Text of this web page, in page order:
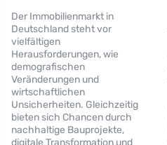
Der Immobilienmarkt in
Deutschland steht vor
vielfältigen
Herausforderungen, wie
demografischen
Veränderungen und
wirtschaftlichen
Unsicherheiten. Gleichzeitig
bieten sich Chancen durch
nachhaltige Bauprojekte,